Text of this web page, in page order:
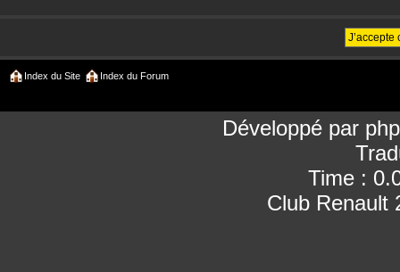
Index du Site Index du Forum
Développé par
Time :
Club Renault